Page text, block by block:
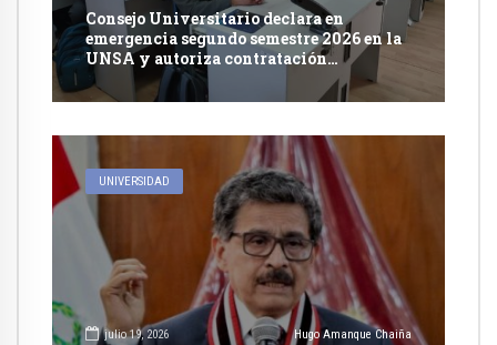
Consejo Universitario declara en
emergencia segundo semestre 2026 en la
UNSA y autoriza contratación
excepcional de docentes
UNIVERSIDAD
julio 19, 2026 Hugo Amanque Chaiña